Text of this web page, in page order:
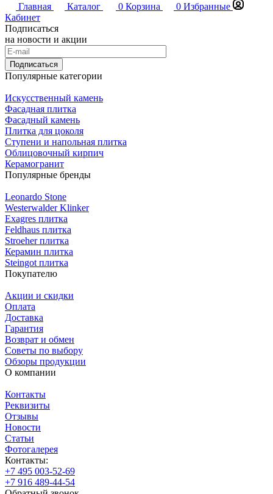
Главная
Каталог 0 Корзина 0 Избранные
Кабинет
Подписаться
на новости и акции
Подписаться
Популярные категории
Искусственный камень
Фасадная плитка
Фасадный камень
Плитка для цоколя
Ступени и напольная плитка
Облицовочный кирпич
Керамогранит
Популярные бренды
Leonardo Stone
Westerwalder Klinker
Exagres плитка
Feldhaus плитка
Stroeher плитка
Керамин плитка
Steingot плитка
Покупателю
Акции и скидки
Оплата
Доставка
Гарантия
Возврат и обмен
Советы по выбору
Обзоры продукции
О компании
Контакты
Реквизиты
Отзывы
Новости
Статьи
Фотогалерея
Контакты:
+7 495 003-52-69
+7 916 489-44-54